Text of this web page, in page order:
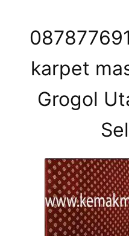
karpet
Grogol